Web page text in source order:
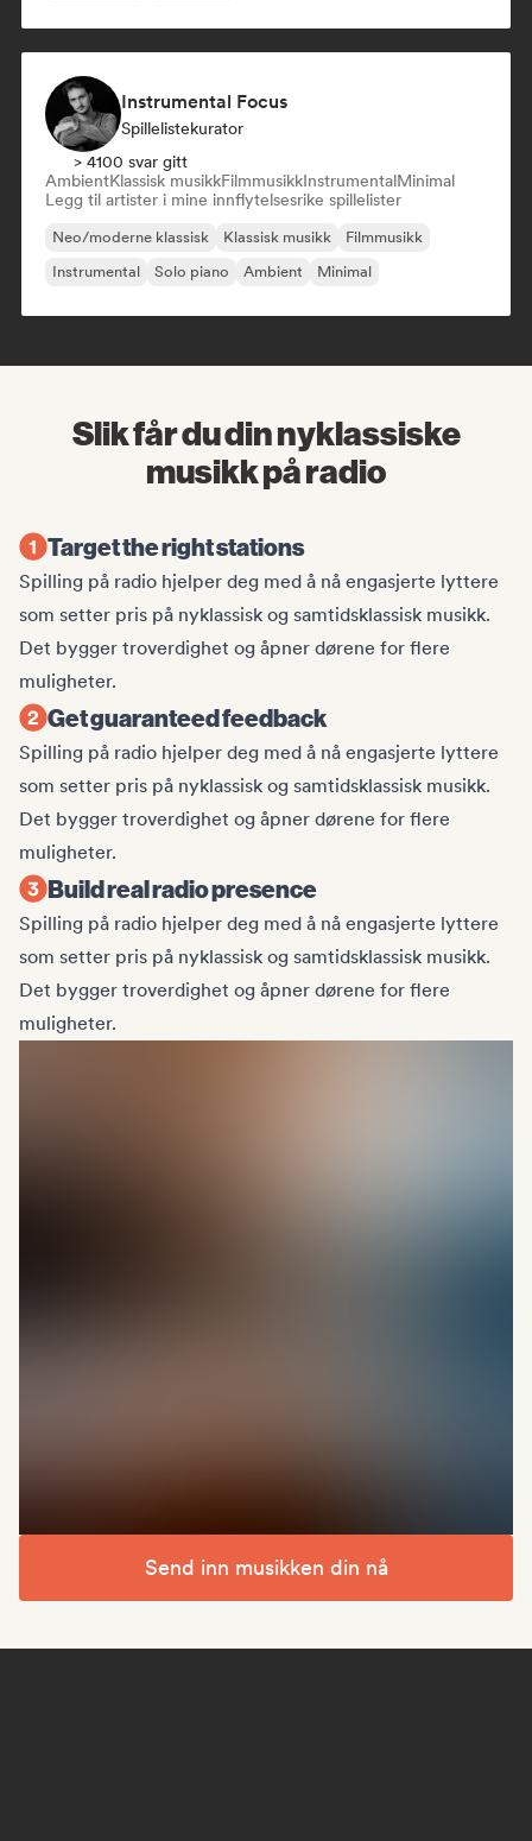
Instrumental Focus
Spillelistekurator
> 4100 svar gitt
AmbientKlassisk musikkFilmmusikkInstrumentalMinimal
Legg til artister i mine innflytelsesrike spillelister
Neo/moderne klassisk Klassisk musikk
Filmmusikk
Instrumental
Solo piano Ambient Minimal
Slik får du din nyklassiske
musikk på radio
Target the right stations
Spilling på radio hjelper deg med å nå engasjerte lyttere
som setter pris på nyklassisk og samtidsklassisk musikk.
Det bygger troverdighet og åpner dørene for flere
muligheter.
Get guaranteed feedback
Spilling på radio hjelper deg med å nå engasjerte lyttere
som setter pris på nyklassisk og samtidsklassisk musikk.
Det bygger troverdighet og åpner dørene for flere
muligheter.
Build real radio presence
Spilling på radio hjelper deg med å nå engasjerte lyttere
som setter pris på nyklassisk og samtidsklassisk musikk.
Det bygger troverdighet og åpner dørene for flere
muligheter.
Send inn musikken din nå